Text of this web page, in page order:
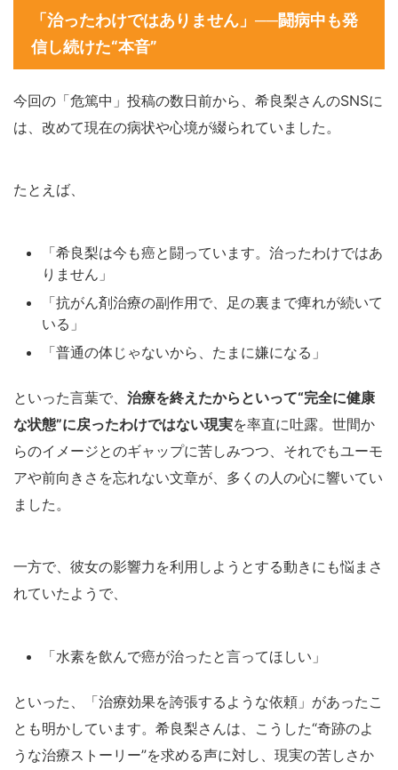
「治ったわけではありません」──闘病中も発
信し続けた“本音”
今回の「危篤中」投稿の数日前から、希良梨さんのSNSに
は、改めて現在の病状や心境が綴られていました。
たとえば、
「希良梨は今も癌と闘っています。治ったわけではあ
りません」
「抗がん剤治療の副作用で、足の裏まで痺れが続いて
いる」
「普通の体じゃないから、たまに嫌になる」
といった言葉で、 治療を終えたからといって“完全に健康
な状態”に戻ったわけではない現実を率直に吐露。世間か
らのイメージとのギャップに苦しみつつ、それでもユーモ
アや前向きさを忘れない文章が、多くの人の心に響いてい
ました。
一方で、彼女の影響力を利用しようとする動きにも悩まさ
れていたようで、
「水素を飲んで癌が治ったと言ってほしい」
といった、「治療効果を誇張するような依頼」があったこ
とも明かしています。希良梨さんは、こうした“奇跡のよ
うな治療ストーリー”を求める声に対し、現実の苦しさか